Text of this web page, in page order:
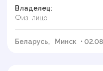
Владелец:
Физ. лицо
Беларусь, Минск •